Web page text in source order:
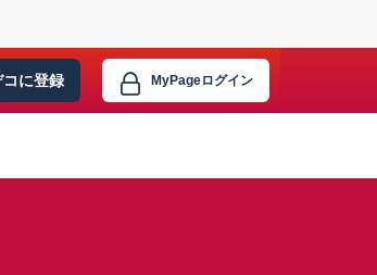
コに登録 MyPageログイン